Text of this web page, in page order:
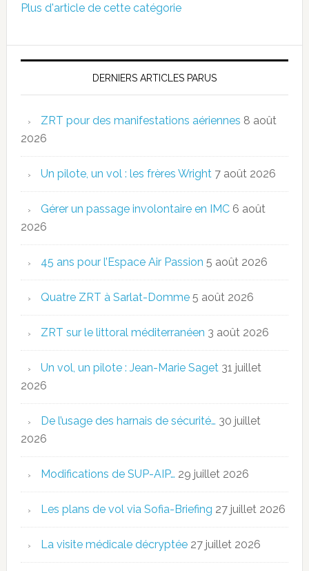
Plus d'article de cette catégorie
DERNIERS ARTICLES PARUS
ZRT pour des manifestations aériennes 8 août
2026
Un pilote, un vol : les frères Wright 7 août 2026
Gérer un passage involontaire en IMC 6 août
2026
45 ans pour l’Espace Air Passion 5 août 2026
Quatre ZRT à Sarlat-Domme 5 août 2026
ZRT sur le littoral méditerranéen 3 août 2026
Un vol, un pilote : Jean-Marie Saget 31 juillet
2026
De l’usage des harnais de sécurité… 30 juillet
2026
Modifications de SUP-AIP… 29 juillet 2026
Les plans de vol via Sofia-Briefing 27 juillet 2026
La visite médicale décryptée 27 juillet 2026